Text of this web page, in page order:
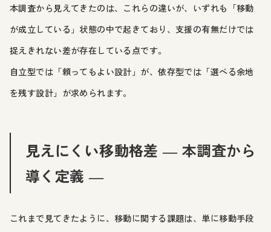
本調査から見えてきたのは、これらの違いが、いずれも「移動
が成立している」状態の中で起きており、支援の有無だけでは
捉えきれない差が存在している点です。
自立型では「頼ってもよい設計」が、依存型では「選べる余地
を残す設計」が求められます。
見えにくい移動格差 ― 本調査から
導く定義 ―
これまで見てきたように、移動に関する課題は、単に移動手段